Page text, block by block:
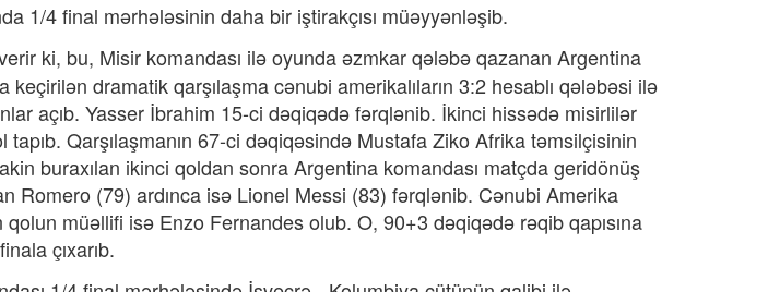
1/4 final mərhələsinin daha bir iştirakçısı müəyyənləşib.
ki, bu, Misir komandası ilə oyunda əzmkar qələbə qazanan Argentina
dramatik qarşılaşma cənubi amerikalıların 3:2 hesablı qələbəsi ilə
açıb. Yasser İbrahim 15-ci dəqiqədə fərqlənib. İkinci hissədə misirlilər
tapıb. Qarşılaşmanın 67-ci dəqiqəsində Mustafa Ziko Afrika təmsilçisinin
buraxılan ikinci qoldan sonra Argentina komandası matçda geridönüş
Romero (79) ardınca isə Lionel Messi (83) fərqlənib. Cənubi Amerika
müəllifi isə Enzo Fernandes olub. O, 90+3 dəqiqədə rəqib qapısına
çıxarıb.